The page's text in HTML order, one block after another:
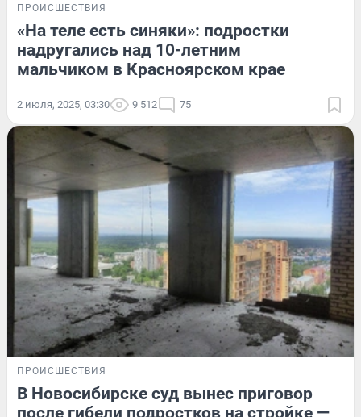
ПРОИСШЕСТВИЯ
«На теле есть синяки»: подростки
надругались над 10-летним
мальчиком в Красноярском крае
2 июля, 2025, 03:30 9 512 75
ПРОИСШЕСТВИЯ
В Новосибирске суд вынес приговор